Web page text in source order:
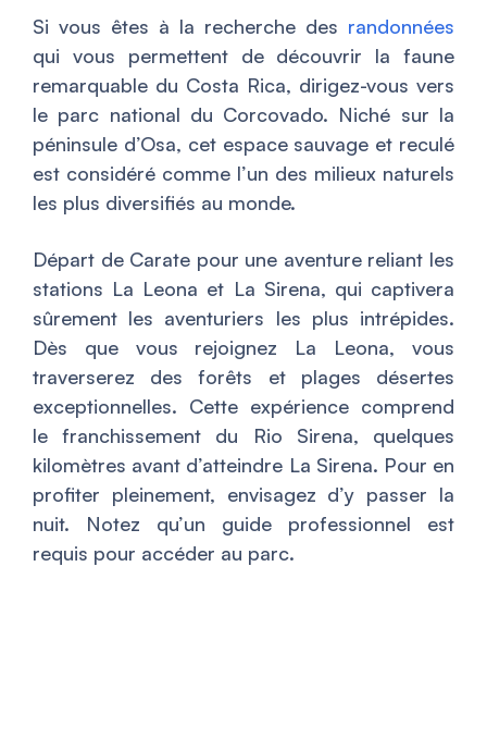
Si vous êtes à la recherche des randonnées
qui vous permettent de découvrir la faune
remarquable du Costa Rica, dirigez-vous vers
le parc national du Corcovado. Niché sur la
péninsule d’Osa, cet espace sauvage et reculé
est considéré comme l’un des milieux naturels
les plus diversifiés au monde.
Départ de Carate pour une aventure reliant les
stations La Leona et La Sirena, qui captivera
sûrement les aventuriers les plus intrépides.
Dès que vous rejoignez La Leona, vous
traverserez des forêts et plages désertes
exceptionnelles. Cette expérience comprend
le franchissement du Rio Sirena, quelques
kilomètres avant d’atteindre La Sirena. Pour en
profiter pleinement, envisagez d’y passer la
nuit. Notez qu’un guide professionnel est
requis pour accéder au parc.